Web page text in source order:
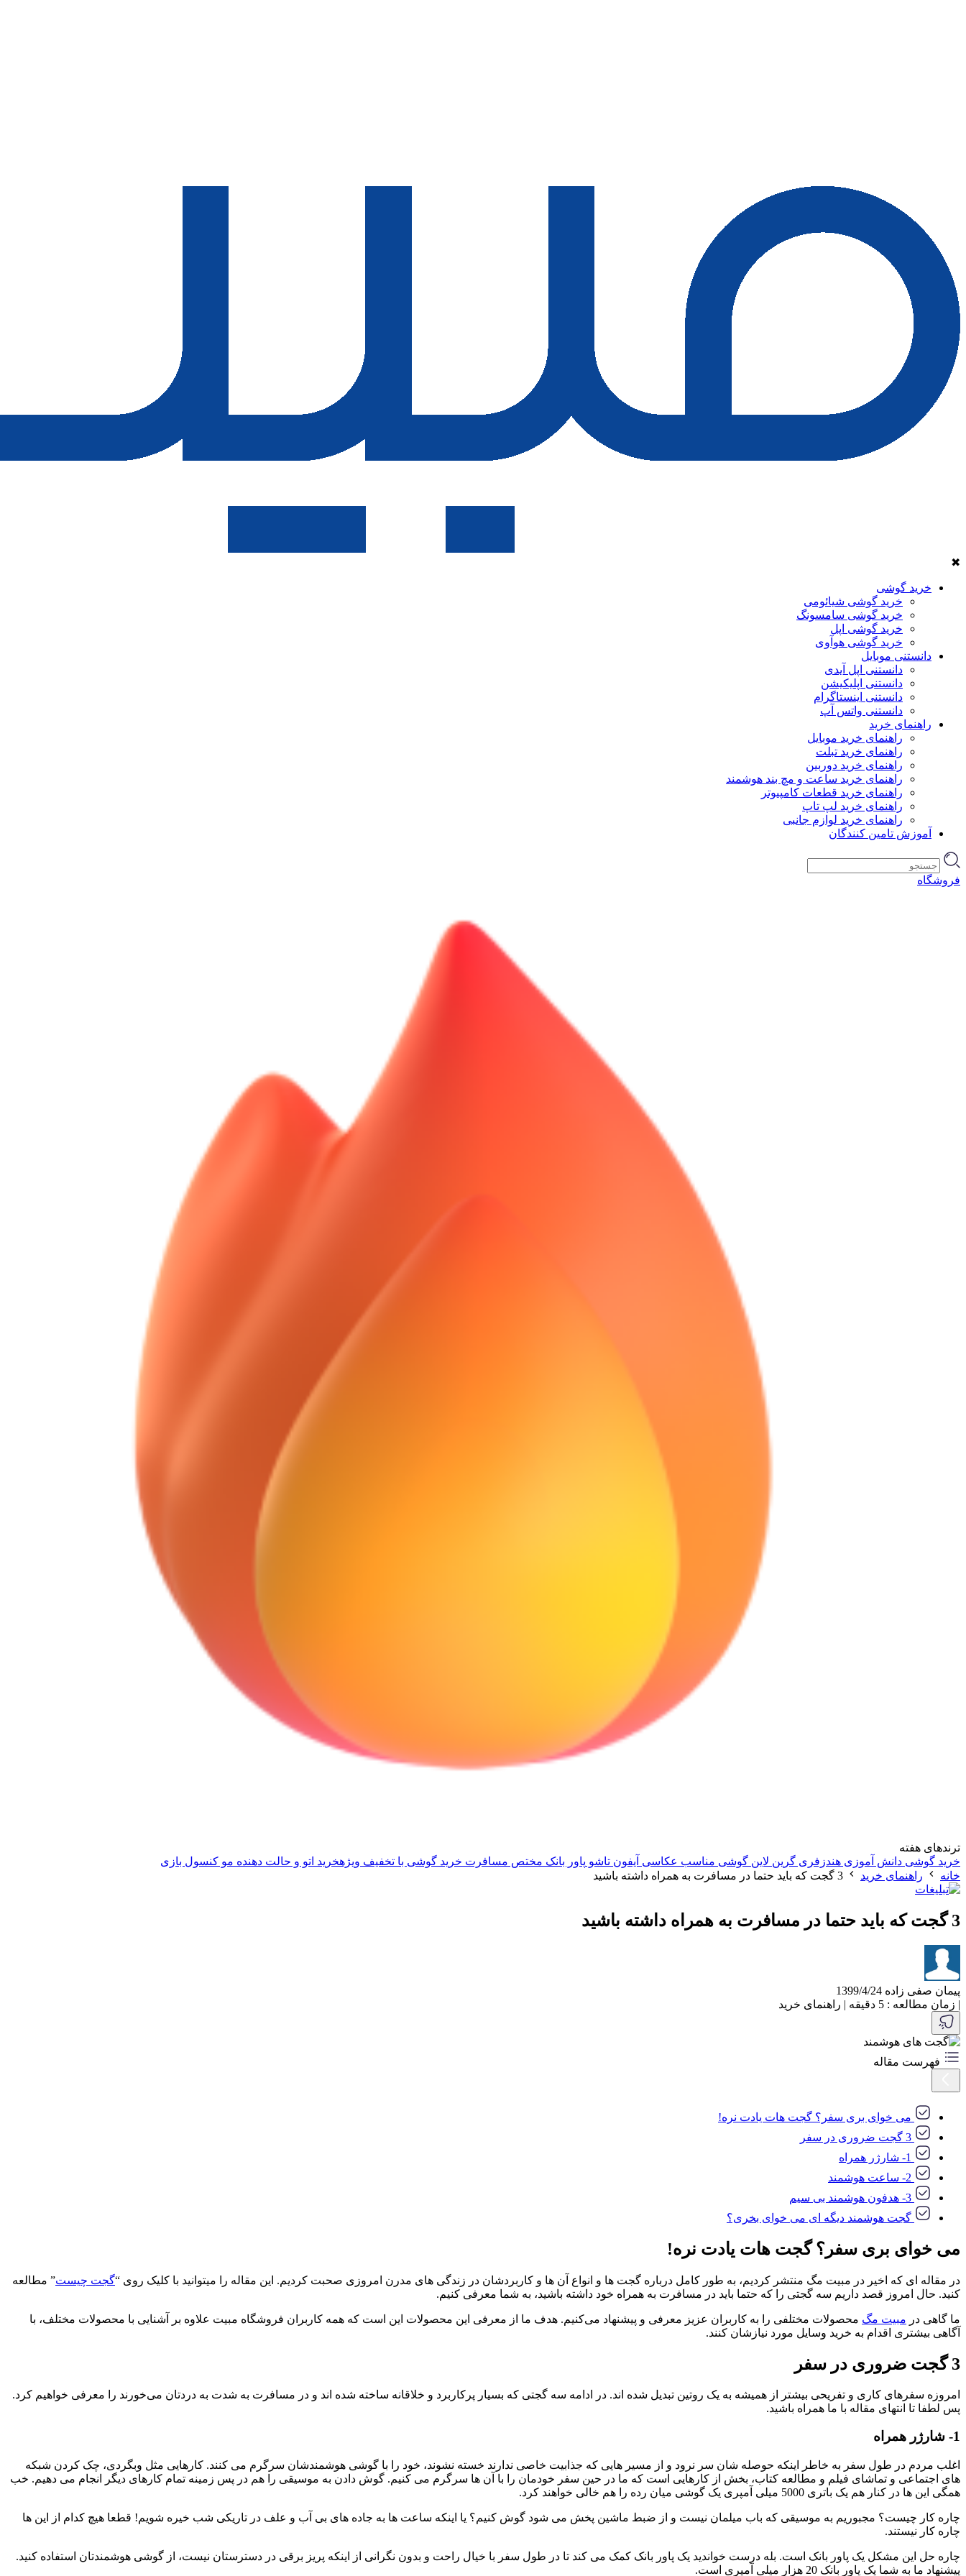
✖
خرید گوشی
خرید گوشی شیائومی
خرید گوشی سامسونگ
خرید گوشی اپل
خرید گوشی هوآوی
دانستنی موبایل
دانستنی اپل آیدی
دانستنی اپلیکیشن
دانستنی اینستاگرام
دانستنی واتس آپ
راهنمای خرید
راهنمای خرید موبایل
راهنمای خرید تبلت
راهنمای خرید دوربین
راهنمای خرید ساعت و مچ بند هوشمند
راهنمای خرید قطعات کامپیوتر
راهنمای خرید لپ تاپ
راهنمای خرید لوازم جانبی
آموزش تامین کنندگان
فروشگاه
ترندهای هفته
خرید گوشی دانش آموزی هندزفری گرین لاین گوشی مناسب عکاسی آیفون تاشو پاور بانک مختص مسافرت خرید گوشی با تخفیف ویژهخرید اتو و حالت دهنده مو کنسول بازی
خانه
راهنمای خرید 3 گجت که باید حتما در مسافرت به همراه داشته باشید
3 گجت که باید حتما در مسافرت به همراه داشته باشید
پیمان صفی زاده 1399/4/24
| زمان مطالعه : 5 دقیقه | راهنمای خرید
فهرست مقاله
می خوای بری سفر؟ گجت هات یادت نره!
گجت هوشمند دیگه ای می خوای بخری؟
می خوای بری سفر؟ گجت هات یادت نره!
در مقاله ای که اخیر در مبیت مگ منتشر کردیم، به طور کامل درباره گجت ها و انواع آن ها و کاربردشان در زندگی های مدرن امروزی صحبت کردیم. این مقاله را میتوانید با کلیک روی “گجت چیست” مطالعه
کنید. حال امروز قصد داریم سه گجتی را که حتما باید در مسافرت به همراه خود داشته باشید، به شما معرفی کنیم.
ما گاهی در مبیت مگ محصولات مختلفی را به کاربران عزیز معرفی و پیشنهاد می‌کنیم. هدف ما از معرفی این محصولات این است که همه کاربران فروشگاه مبیت علاوه بر آشنایی با محصولات مختلف، با
آگاهی بیشتری اقدام به خرید وسایل مورد نیازشان کنند.
3 گجت ضروری در سفر
امروزه سفرهای کاری و تفریحی بیشتر از همیشه به یک روتین تبدیل شده اند. در ادامه سه گجتی که بسیار پرکاربرد و خلاقانه ساخته شده اند و در مسافرت به شدت به دردتان می‌خورند را معرفی خواهیم کرد.
پس لطفا تا انتهای مقاله با ما همراه باشید.
1- شارژر همراه
اغلب مردم در طول سفر به خاطر اینکه حوصله شان سر نرود و از مسیر هایی که جذابیت خاصی ندارند خسته نشوند، خود را با گوشی هوشمندشان سرگرم می کنند. کار‌هایی مثل وبگردی، چک کردن شبکه
های اجتماعی و تماشای فیلم و مطالعه کتاب، بخش از کارهایی است که ما در حین سفر خودمان را با آن ها سرگرم می کنیم. گوش دادن به موسیقی را هم در پس زمینه تمام کارهای دیگر انجام می دهیم. خب
همگی این ها در کنار هم یک باتری 5000 میلی آمپری یک گوشی میان رده را هم خالی خواهند کرد.
چاره کار چیست؟ مجبوریم به موسیقی که باب میلمان نیست و از ضبط ماشین پخش می شود گوش کنیم؟ یا اینکه ساعت ها به جاده های بی آب و علف در تاریکی شب خیره شویم! قطعا هیچ کدام از این ها
چاره کار نیستند.
چاره حل این مشکل یک پاور بانک است. بله درست خواندید یک پاور بانک کمک می کند تا در طول سفر با خیال راحت و بدون نگرانی از اینکه پریز برقی در دسترستان نیست، از گوشی هوشمندتان استفاده کنید.
پیشنهاد ما به شما یک پاور بانک 20 هزار میلی آمپری است.